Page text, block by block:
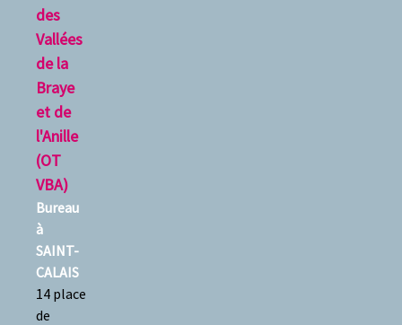
des
Vallées
de la
Braye
et de
l'Anille
(OT
VBA)
Bureau
à
SAINT-
CALAIS
14 place
de